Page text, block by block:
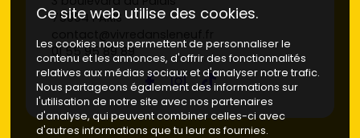
75004 PARIS
01 55 95 89 89
Ce site web utilise des cookies.
Les cookies nous permettent de personnaliser le
contenu et les annonces, d'offrir des fonctionnalités
relatives aux médias sociaux et d'analyser notre trafic.
Nous partageons également des informations sur
l'utilisation de notre site avec nos partenaires
d'analyse, qui peuvent combiner celles-ci avec
d'autres informations que tu leur as fournies.